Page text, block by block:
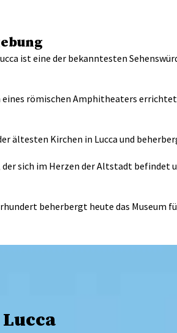
ist eine der bekanntesten
römischen Amphitheaters
ältesten Kirchen in Lucca und
sich im Herzen der Altstadt befindet
beherbergt heute das Museum